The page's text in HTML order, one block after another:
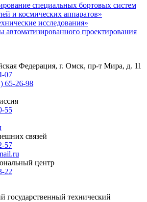
специальных бортовых систем
и космических аппаратов»
исследования»
проектирования
Федерация, г. Омск, пр-т Мира, д. 11
07
65-26-98
55
связей
57
центр
22
государственный технический